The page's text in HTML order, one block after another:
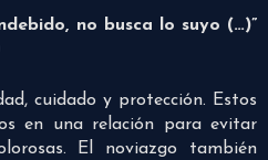
no busca lo suyo (…)”
cuidado y protección. Estos
en una relación para evitar
El noviazgo también